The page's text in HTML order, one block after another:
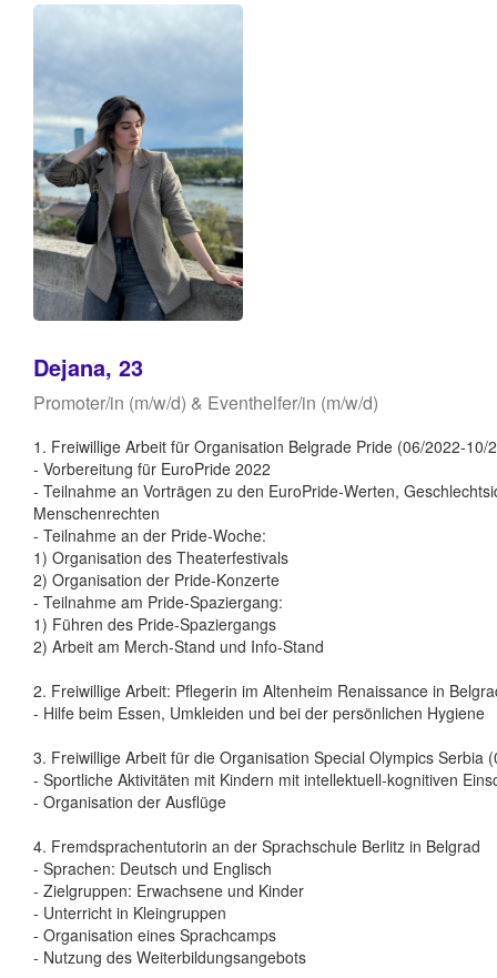
Dejana, 23
Promoter/in (m/w/d) & Eventhelfer/in (m/w/d)
1. Freiwillige Arbeit für Organisation Belgrade Pride (06/2022-10/
- Vorbereitung für EuroPride 2022
- Teilnahme an Vorträgen zu den EuroPride-Werten,
Menschenrechten
- Teilnahme an der Pride-Woche:
1) Organisation des Theaterfestivals
2) Organisation der Pride-Konzerte
- Teilnahme am Pride-Spaziergang:
1) Führen des Pride-Spaziergangs
2) Arbeit am Merch-Stand und Info-Stand
2. Freiwillige Arbeit: Pflegerin im Altenheim Renaissance in
- Hilfe beim Essen, Umkleiden und bei der persönlichen Hygiene
3. Freiwillige Arbeit für die Organisation Special Olympics Serbia
- Sportliche Aktivitäten mit Kindern mit intellektuell-kognitiven
- Organisation der Ausflüge
4. Fremdsprachentutorin an der Sprachschule Berlitz in Belgrad
- Sprachen: Deutsch und Englisch
- Zielgruppen: Erwachsene und Kinder
- Unterricht in Kleingruppen
- Organisation eines Sprachcamps
- Nutzung des Weiterbildungsangebots